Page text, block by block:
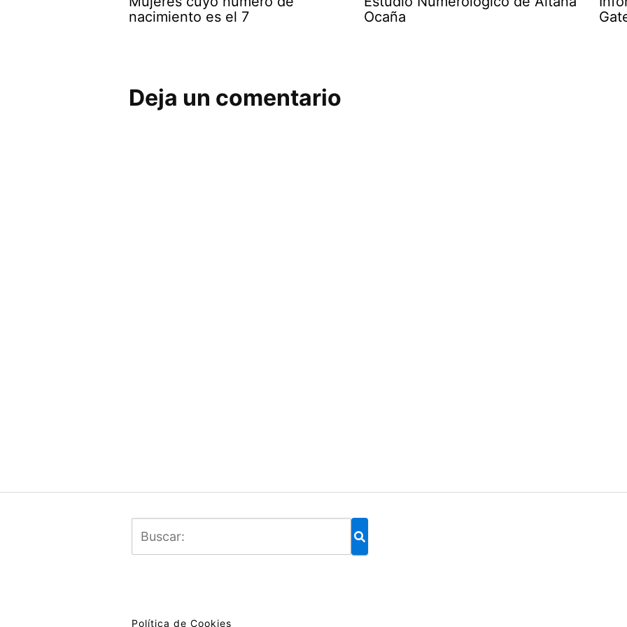
nacimiento es el 7
Ocaña
Deja un comentario
Política de Cookies